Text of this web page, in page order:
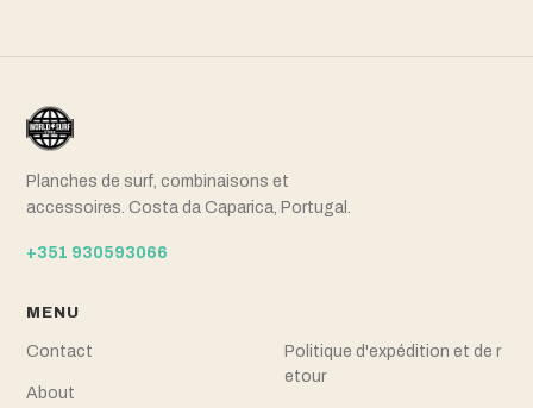
Planches de surf, combinaisons et
accessoires. Costa da Caparica, Portugal.
+351 930593066
MENU
Contact
About
Politique d'expédition et de r
etour